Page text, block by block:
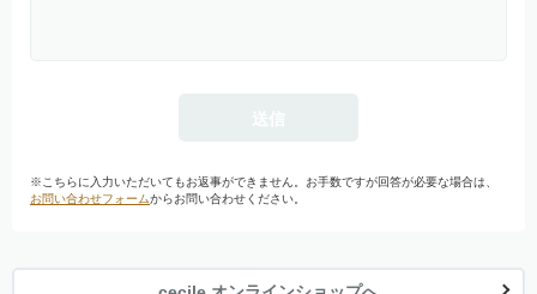
※こちらに入力いただいてもお返事ができません。お手数ですが回答が必要な場合は、
お問い合わせフォームからお問い合わせください。